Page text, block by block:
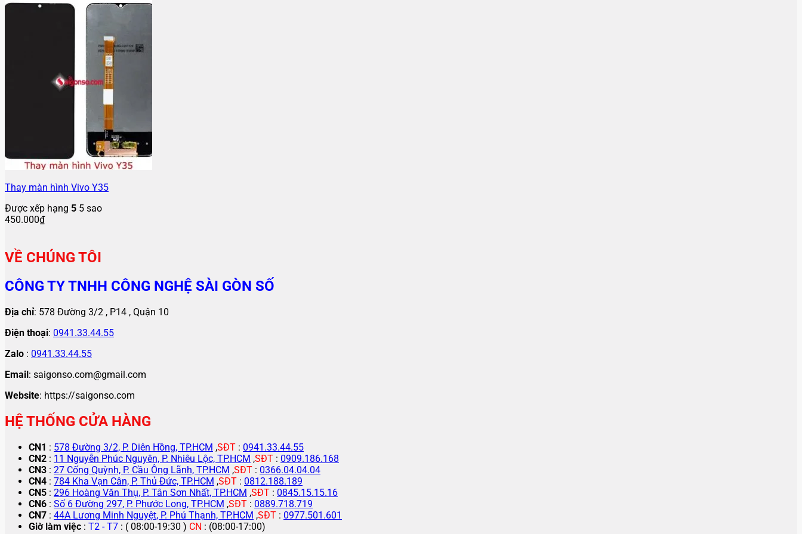
Thay màn hình Vivo Y35
Được xếp hạng 5 5 sao
450.000₫
VỀ CHÚNG TÔI
CÔNG TY TNHH CÔNG NGHỆ SÀI GÒN SỐ
Địa chỉ: 578 Đường 3/2 , P14 , Quận 10
Điện thoại: 0941.33.44.55
Zalo : 0941.33.44.55
Email: saigonso.com@gmail.com
Website: https://saigonso.com
HỆ THỐNG CỬA HÀNG
CN1 : 578 Đường 3/2, P. Diên Hồng, TP.HCM ,SĐT : 0941.33.44.55
CN2 : 11 Nguyễn Phúc Nguyên, P. Nhiêu Lộc, TP.HCM ,SĐT : 0909.186.168
CN3 : 27 Cống Quỳnh, P. Cầu Ông Lãnh, TP.HCM ,SĐT : 0366.04.04.04
CN4 : 784 Kha Vạn Cân, P. Thủ Đức, TP.HCM ,SĐT : 0812.188.189
CN5 : 296 Hoàng Văn Thụ, P. Tân Sơn Nhất, TP.HCM ,SĐT : 0845.15.15.16
CN6 : Số 6 Đường 297, P. Phước Long, TP.HCM ,SĐT : 0889.718.719
CN7 : 44A Lương Minh Nguyệt, P. Phú Thạnh, TP.HCM ,SĐT : 0977.501.601
Giờ làm việc : T2 - T7 : ( 08:00-19:30 ) CN : (08:00-17:00)